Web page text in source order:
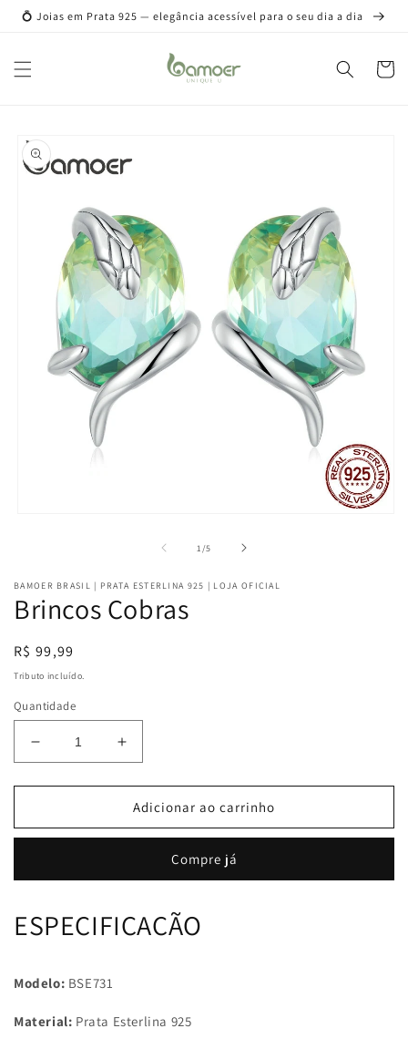
para o
💍 Joias em Prata 925 — elegância acessível para o seu dia a dia
as
informações
do produto
modal
1 /de
5
BAMOER BRASIL | PRATA ESTERLINA 925 | LOJA OFICIAL
Brincos Cobras
Preço
normal
R$ 99,99
Tributo incluído.
Quantidade
Diminuir
a
quantidade
Brincos
Aumentar
a
quantidade
de
Brincos
Adicionar ao carrinho
Compre já
ESPECIFICAÇÃO
Modelo: BSE731
Material: Prata Esterlina 925